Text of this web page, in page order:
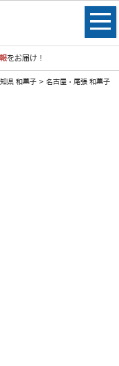
をお届け！
県 和菓子 > 名古屋・尾張 和菓子